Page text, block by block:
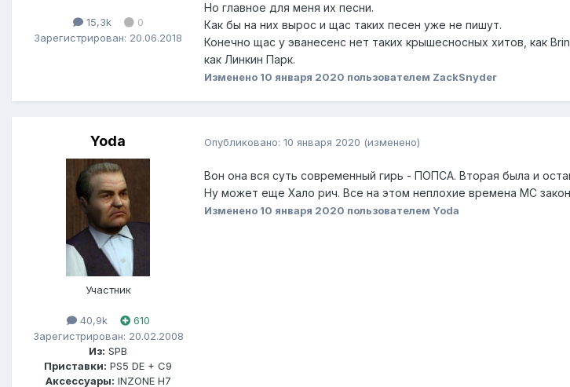
15,3k
0
Зарегистрирован: 20.06.2018
Но главное для меня их песни.
Как бы на них вырос и щас таких песен уже не пишут.
Конечно щас у эванесенс нет таких крышесносных хитов, как
как Линкин Парк.
Изменено 10 января 2020 пользователем ZackSnyder
Yoda
Участник
40,9k
610
Зарегистрирован: 20.02.2008
Из: SPB
Приставки: PS5 DE + C9
Аксессуары: INZONE H7
Опубликовано: 10 января 2020 (изменено)
Вон она вся суть современный гирь - ПОПСА. Вторая была и
Ну может еще Хало рич. Все на этом неплохие времена МС
Изменено 10 января 2020 пользователем Yoda